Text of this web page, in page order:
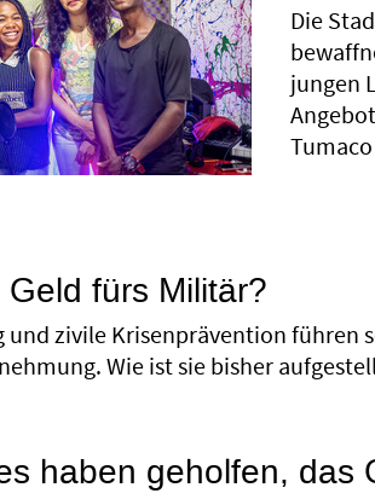
Die
jungen
fürs Militär?
und zivile Krisenprävention führen
Wie ist sie bisher
haben geholfen, das